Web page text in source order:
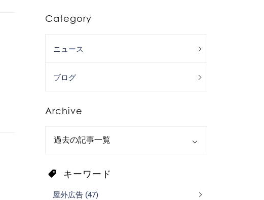
Category
ニュース
ブログ
Archive
キーワード
屋外広告 (47)